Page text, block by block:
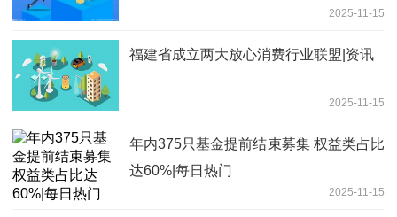
2025-11-15
福建省成立两大放心消费行业联盟|资讯
2025-11-15
年内375只基金提前结束募集 权益类占比
达60%|每日热门
2025-11-15